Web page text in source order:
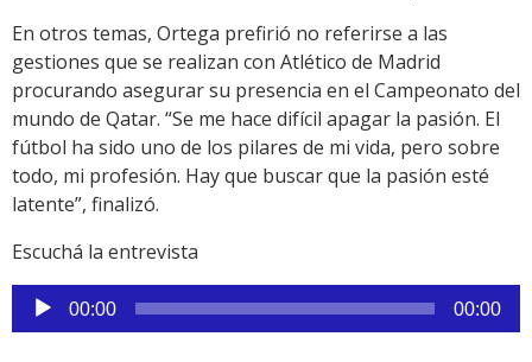
En otros temas, Ortega prefirió no referirse a las
gestiones que se realizan con Atlético de Madrid
procurando asegurar su presencia en el Campeonato del
mundo de Qatar. “Se me hace difícil apagar la pasión. El
fútbol ha sido uno de los pilares de mi vida, pero sobre
todo, mi profesión. Hay que buscar que la pasión esté
latente”, finalizó.
Escuchá la entrevista
Reproductor
de
00:00 00:00